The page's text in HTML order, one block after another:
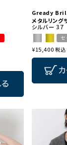
Gready
メタルリング
シルバー 37
¥15,400 税込